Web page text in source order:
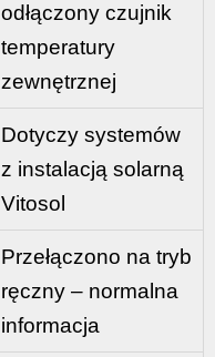
odłączony czujnik
temperatury
zewnętrznej
Dotyczy systemów
z instalacją solarną
Vitosol
Przełączono na tryb
ręczny – normalna
informacja